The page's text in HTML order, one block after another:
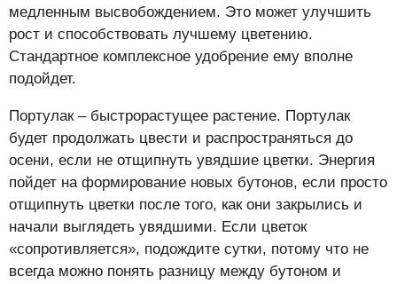
медленным высвобождением. Это может улучшить
рост и способствовать лучшему цветению.
Стандартное комплексное удобрение ему вполне
подойдет.
Портулак – быстрорастущее растение. Портулак
будет продолжать цвести и распространяться до
осени, если не отщипнуть увядшие цветки. Энергия
пойдет на формирование новых бутонов, если просто
отщипнуть цветки после того, как они закрылись и
начали выглядеть увядшими. Если цветок
«сопротивляется», подождите сутки, потому что не
всегда можно понять разницу между бутоном и